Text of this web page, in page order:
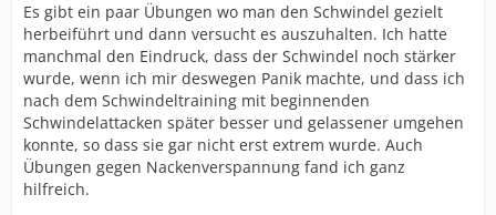
Es gibt ein paar Übungen wo man den Schwindel gezielt
herbeiführt und dann versucht es auszuhalten. Ich hatte
manchmal den Eindruck, dass der Schwindel noch stärker
wurde, wenn ich mir deswegen Panik machte, und dass ich
nach dem Schwindeltraining mit beginnenden
Schwindelattacken später besser und gelassener umgehen
konnte, so dass sie gar nicht erst extrem wurde. Auch
Übungen gegen Nackenverspannung fand ich ganz
hilfreich.